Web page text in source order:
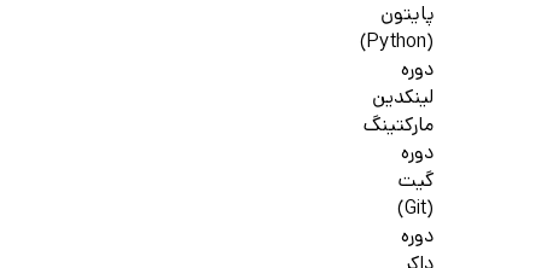
پایتون
(Python)
دوره
لینکدین
مارکتینگ
دوره
گیت
(Git)
دوره